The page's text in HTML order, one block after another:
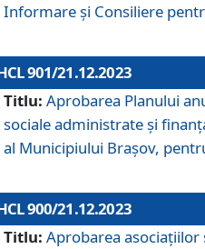
Informare și Consiliere
901/21.12.2023
Titlu: Aprobarea Planului
sociale administrate și
al Municipiului Brașov,
900/21.12.2023
Titlu: Aprobarea